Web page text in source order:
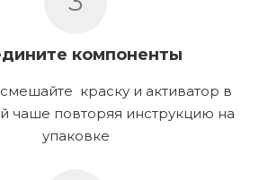
компоненты
краску и активатор в
чаше повторяя инструкцию на
упаковке